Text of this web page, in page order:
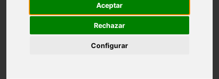
Aceptar
Rechazar
Configurar
Barcelona - barcelona
Cantabria - val-de-san-vicente